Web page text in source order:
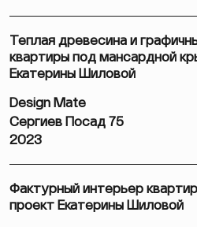
Теплая древесина и
квартиры под мансардной
Екатерины Шиловой
Design Mate
Сергиев Посад 75
2023
Фактурный интерьер
проект Екатерины Шиловой